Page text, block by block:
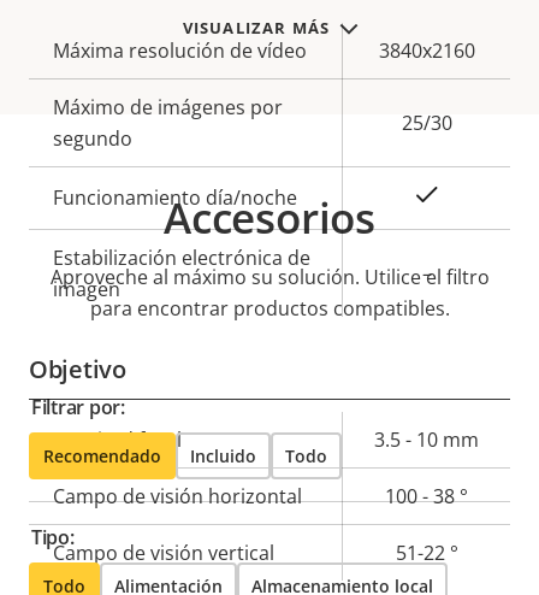
VISUALIZAR MÁS
Descripción
de
propiedad
Valor de
la
propiedad
Máxima resolución de vídeo 3840x2160
Máximo de imágenes por
segundo
25/30
Funcionamiento día/noche
Estabilización electrónica de
imagen
–
Objetivo
Descripción
de
propiedad
Valor de
la
propiedad
Longitud focal 3.5 - 10 mm
Campo de visión horizontal 100 - 38 °
Campo de visión vertical 51-22 °
Accesorios
Aproveche al máximo su solución. Utilice el filtro
para encontrar productos compatibles.
Filtrar por:
Recomendado Incluido Todo
Tipo:
Todo Alimentación Almacenamiento local